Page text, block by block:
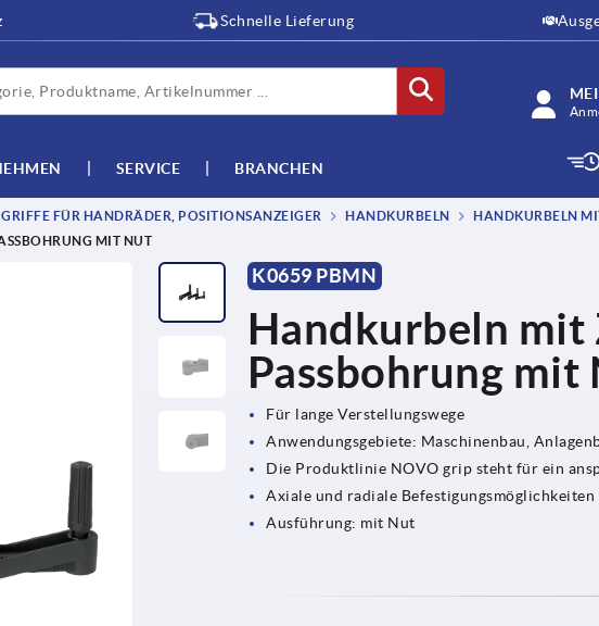
Schnelle Lieferung
SERVICE BRANCHEN
FÜR HANDRÄDER, POSITIONSANZEIGER HANDKURBELN
HANDKURBELN
MIT NUT
K0659 PBMN
Handkurbeln
Passbohrung mit
Für lange Verstellungswege
Anwendungsgebiete: Maschinenbau,
Die Produktlinie NOVO grip steht für ein
Axiale und radiale Befestigungsmöglichkeiten
Ausführung: mit Nut